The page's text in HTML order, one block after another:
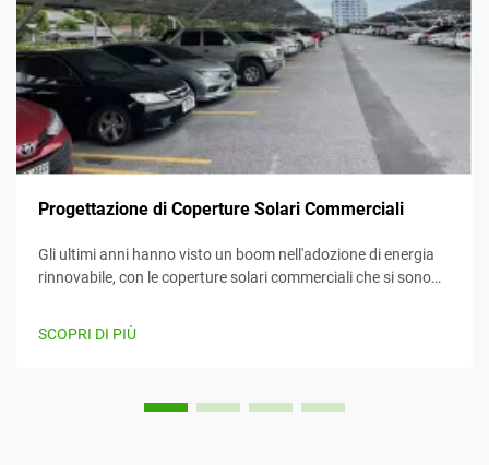
Progettazione di Coperture Solari Commerciali
Gli ultimi anni hanno visto un boom nell'adozione di energia
rinnovabile, con le coperture solari commerciali che si sono
l'energia solare mentre forniscono contemporaneamente
SCOPRI DI PIÙ